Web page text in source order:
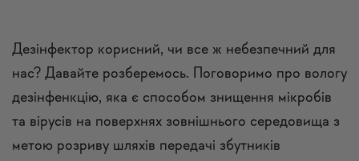
Дезінфектор корисний, чи все ж небезпечний для
нас? Давайте розберемось. Поговоримо про вологу
дезінфенкцію, яка є способом знищення мікробів
та вірусів на поверхнях зовнішнього середовища з
метою розриву шляхів передачі збутників